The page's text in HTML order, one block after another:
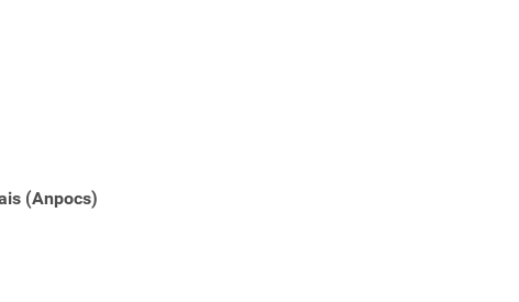
(Anpocs)